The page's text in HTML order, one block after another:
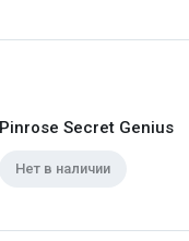
Pinrose Secret Genius
Нет в наличии